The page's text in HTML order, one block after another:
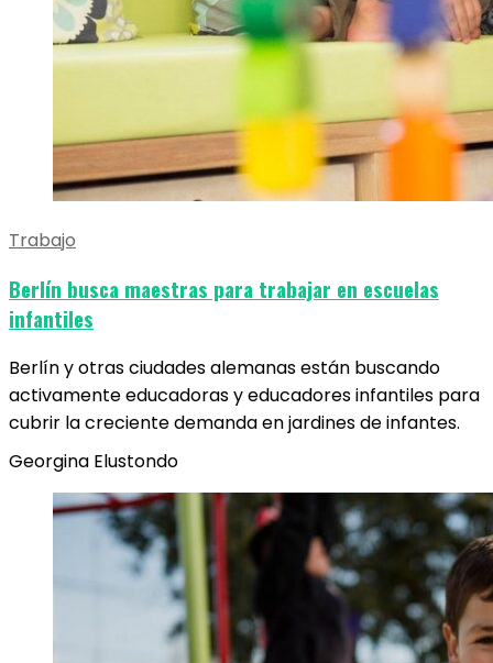
Trabajo
Berlín busca maestras para trabajar en escuelas
infantiles
Berlín y otras ciudades alemanas están buscando
activamente educadoras y educadores infantiles para
cubrir la creciente demanda en jardines de infantes.
Georgina Elustondo